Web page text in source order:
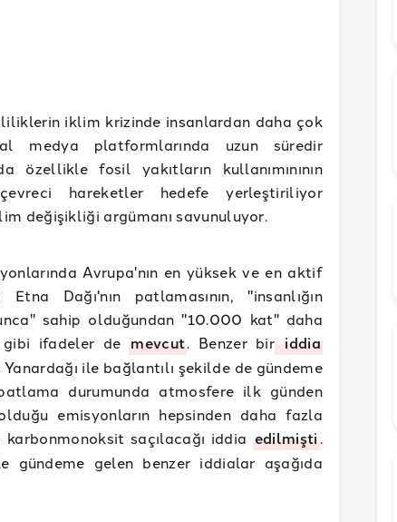
iklim krizinde insanlardan daha çok
medya platformlarında uzun süredir
özellikle fosil yakıtların kullanımınının
çevreci hareketler hedefe yerleştiriliyor
değişikliği argümanı savunuluyor.
Avrupa'nın en yüksek ve en aktif
Dağı'nın patlamasının, "insanlığın
sahip olduğundan "10.000 kat" daha
gibi ifadeler demevcut. Benzer biriddia
ile bağlantılı şekilde de gündeme
durumunda atmosfere ilk günden
emisyonların hepsinden daha fazla
saçılacağı iddia edilmişti.
gündeme gelen benzer iddialar aşağıda